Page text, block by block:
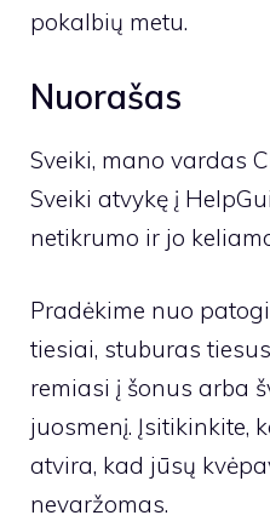
pokalbių metu.
Nuorašas
Sveiki, mano vardas
Sveiki atvykę į
netikrumo ir jo
Pradėkime nuo
tiesiai, stuburas
remiasi į šonus arba
juosmenį. Įsitikinkite,
atvira, kad jūsų
nevaržomas.